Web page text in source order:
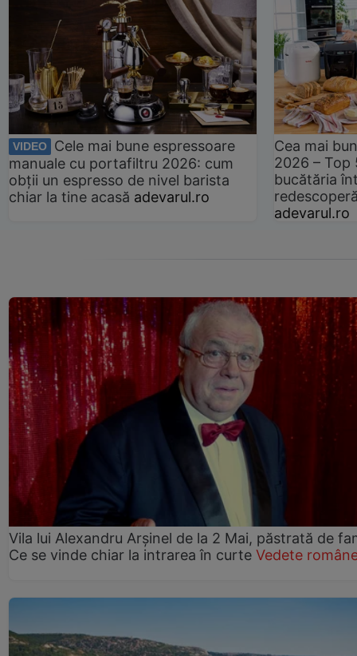
VIDEO
Cele mai bune espressoare
manuale cu portafiltru 2026: cum
obții un espresso de nivel barista
chiar la tine acasă adevarul.ro
Cea mai
2026 –
bucătăria
adevarul.ro
Vila lui Alexandru Arșinel de la 2 Mai, păstrată de
Ce se vinde chiar la intrarea în curte Vedete